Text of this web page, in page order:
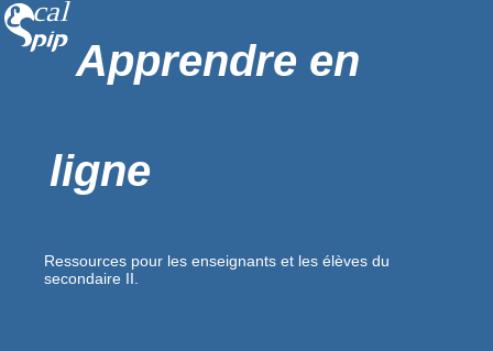
Apprendre en
ligne
Ressources pour les enseignants et les élèves du
secondaire II.